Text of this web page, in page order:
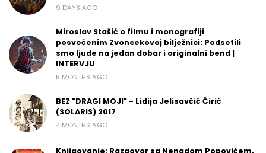
9 DAYS AGO
Miroslav Stašić o filmu i monografiji
posvećenim Zvoncekovoj bilježnici: Podsetili
smo ljude na jedan dobar i originalni bend |
INTERVJU
5 MONTHS AGO
BEZ "DRAGI MOJI" - Lidija Jelisavčić Ćirić
(SOLARIS) 2017
4 MONTHS AGO
Knjigovanje: Razgovor sa Nenadom Popovićem,